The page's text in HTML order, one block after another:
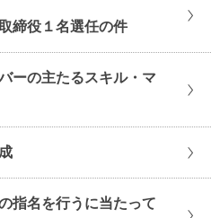
締役１名選任の件
ーの主たるスキル・マ
指名を行うに当たって